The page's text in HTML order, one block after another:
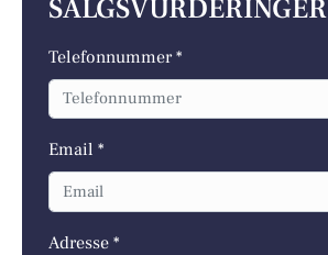
SALGSVURDERINGER
Telefonnummer *
Email *
Adresse *